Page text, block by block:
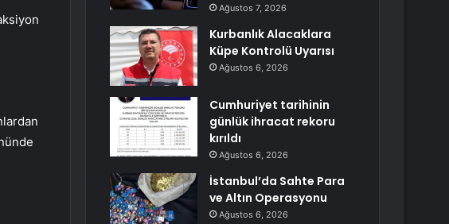
Ağustos 7, 2026
Kurbanlık Alacaklara
Küpe Kontrolü Uyarısı
Ağustos 6, 2026
Cumhuriyet tarihinin
günlük ihracat rekoru
kırıldı
Ağustos 6, 2026
İstanbul’da Sahte Para
ve Altın Operasyonu
Ağustos 6, 2026